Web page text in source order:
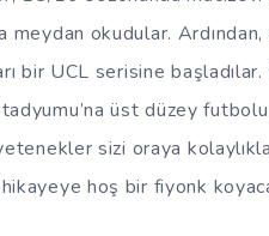
okudular. Ardından,
bir UCL serisine
üst düzey
sizi oraya
hikayeye hoş bir fiyonk